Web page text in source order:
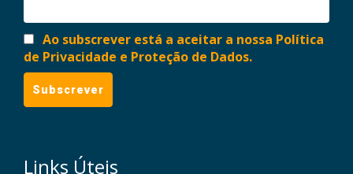
Links Úteis
Ao subscrever está a aceitar a nossa Política
de Privacidade e Proteção de Dados.